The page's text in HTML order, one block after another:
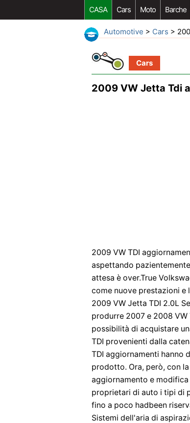
CASA Cars Moto Barche
Automotive > Cars >
Cars
2009 VW Jetta Tdi
2009 VW TDI
aspettando
attesa è over.True
come nuove prestazioni
2009 VW Jetta TDI 2.0L
produrre 2007 e 2008 VW
possibilità di acquistare
TDI provenienti dalla
TDI aggiornamenti hanno
prodotto. Ora, però, con
aggiornamento e
proprietari di auto i tipi di
fino a poco hadbeen
Sistemi dell'aria di